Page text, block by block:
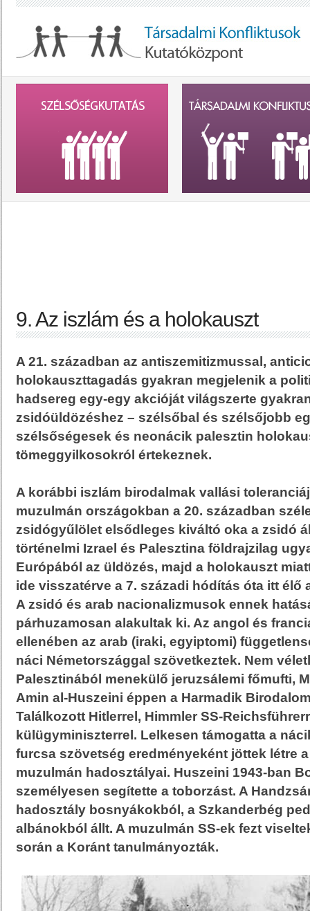
9. Az iszlám és a holokauszt
A 21. században az antiszemitizmussal,
holokauszttagadás gyakran megjelenik a
hadsereg egy-egy akcióját világszerte
zsidóüldözéshez – szélsőbal és szélsőjobb
szélsőségesek és neonácik palesztin
tömeggyilkosokról értekeznek.
A korábbi iszlám birodalmak vallási
muzulmán országokban a 20. században
zsidógyűlölet elsődleges kiváltó oka a zsidó
történelmi Izrael és Palesztina földrajzilag
Európából az üldözés, majd a holokauszt
ide visszatérve a 7. századi hódítás óta itt élő
A zsidó és arab nacionalizmusok ennek
párhuzamosan alakultak ki. Az angol és
ellenében az arab (iraki, egyiptomi)
náci Németországgal szövetkeztek. Nem
Palesztinából menekülő jeruzsálemi főmufti,
Amin al-Huszeini éppen a Harmadik
Találkozott Hitlerrel, Himmler SS-
külügyminiszterrel. Lelkesen támogatta a
furcsa szövetség eredményeként jöttek létre a
muzulmán hadosztályai. Huszeini 1943-ban
személyesen segítette a toborzást. A
hadosztály bosnyákokból, a Szkanderbég
albánokból állt. A muzulmán SS-ek fezt
során a Koránt tanulmányozták.